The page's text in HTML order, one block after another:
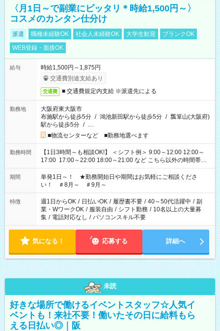
〈月1日～で副業にピッタリ＊時給1,500円～〉
コスメのカンタン仕分け
派遣 職種未経験OK 社会人未経験OK 大学生歓迎
ブランクOK
WEB登録・面接OK
給与
時給1,500円～1,875円
交通費別途支給あり
交通費 ■ 交通費規定内支給 ※派遣先による
勤務地
大阪府東大阪市
布施駅から徒歩5分 / 鴻池新田駅から徒歩5分 / 瓢箪山(大阪府)
駅から徒歩5分 / …
■物流センターなど ■勤務地選べます
勤務時間
【1日3時間～も相談OK!】 ＜シフト例＞ 9:00～12:00 12:00～
17:00 17:00～22:00 18:00～21:00 など こちら以外の時間帯も
お気軽にご相談ください！
期間
単発1日～！ ★勤務開始日や期間はお気軽にご相談くださ
い！ ＃8月～ ＃9月～
特徴 週1日からOK / 日払いOK / 履歴書不要 / 40～50代活躍中 / 副
業・WワークOK / 服装自由 / シフト勤務 / 10名以上の大量募
集 / 電話対応なし / パソコンスキル不要
気になる！ 応募する 詳細へ
未読
好きな場所で働けるイベントスタッフ☆人気イ
ベントも！来社不要！働いたその日に給料もら
える日払い◎｜阪